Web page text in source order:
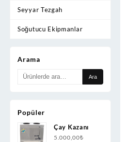
Seyyar Tezgah
Soğutucu Ekipmanlar
Arama
Ara: Ara
Popüler
Çay Kazanı
5.000,00₺